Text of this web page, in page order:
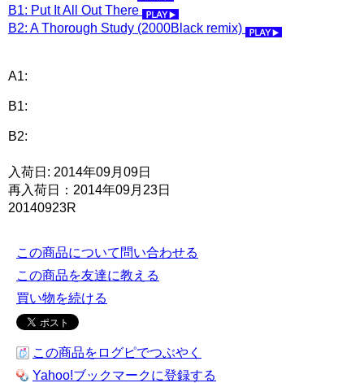
B1: Put It All Out There
B2: A Thorough Study (2000Black remix)
A1:
B1:
B2:
入荷日: 2014年09月09日
再入荷日：2014年09月23日
20140923R
この商品について問い合わせる
この商品を友達に教える
買い物を続ける
この商品をログピでつぶやく
Yahoo!ブックマークに登録する